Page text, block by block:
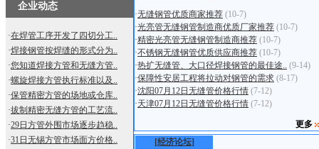
企业动态
·在焊管工序开发了四切分工..
·焊接钢管按焊缝的形式分为..
·您知道焊接方管和无缝方管..
·螺旋焊接方管执行标准以及..
·保管精密方管的场地或仓库..
·拔制精密无缝方管的工艺流..
·29日方管外围市场逐步趋稳..
·31日无锡方管市场面方价格..
·无缝钢管优质商家推荐 (10-7)
·光亮管无缝钢管制造商优质厂家推荐 (10-7)
·精密光亮管无缝钢管制造商推荐 (10-7)
·不锈钢无缝钢管优质供应商推荐 (10-7)
·热扩无缝管、大口径焊接钢管的最佳途.. (9-14)
·保障性安居工程将拉动对钢管的需求 (8-17)
·沈阳07月12日无缝管价格行情 (7-12)
·天津07月12日无缝管价格行情 (7-12)
更多
[经济论坛]